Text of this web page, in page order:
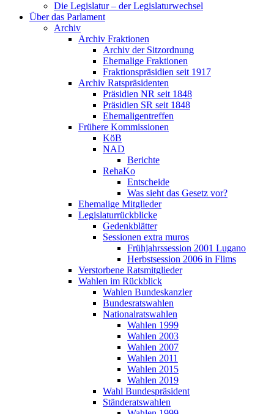
Die Legislatur – der Legislaturwechsel
Über das Parlament
Archiv
Archiv Fraktionen
Archiv der Sitzordnung
Ehemalige Fraktionen
Fraktionspräsidien seit 1917
Archiv Ratspräsidenten
Präsidien NR seit 1848
Präsidien SR seit 1848
Ehemaligentreffen
Frühere Kommissionen
KöB
NAD
Berichte
RehaKo
Entscheide
Was sieht das Gesetz vor?
Ehemalige Mitglieder
Legislaturrückblicke
Gedenkblätter
Sessionen extra muros
Frühjahrssession 2001 Lugano
Herbstsession 2006 in Flims
Verstorbene Ratsmitglieder
Wahlen im Rückblick
Wahlen Bundeskanzler
Bundesratswahlen
Nationalratswahlen
Wahlen 1999
Wahlen 2003
Wahlen 2007
Wahlen 2011
Wahlen 2015
Wahlen 2019
Wahl Bundespräsident
Ständeratswahlen